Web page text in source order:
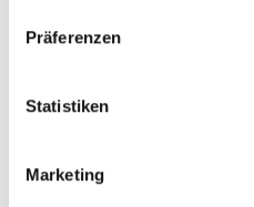
Präferenzen
Statistiken
Marketing